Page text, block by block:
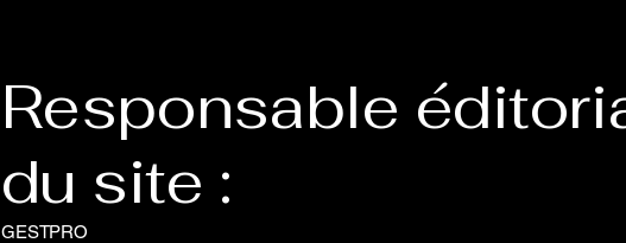
Responsable
du site :
GESTPRO